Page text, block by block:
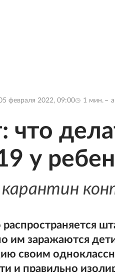
февраля 2022, 09:00 1 мин. a
что
у
распространяется
им заражаются
своим
и правильно